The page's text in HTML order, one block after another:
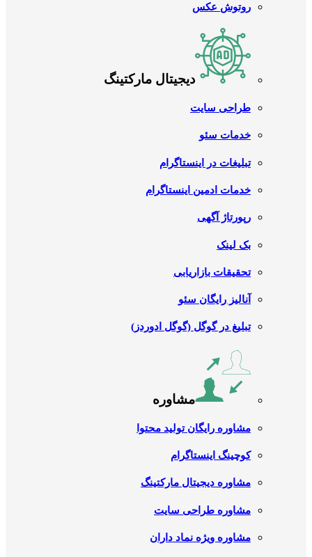
روتوش عکس
دیجیتال مارکتینگ
طراحی سایت
خدمات سئو
تبلیغات در اینستاگرام
خدمات ادمین اینستاگرام
رپورتاژ آگهی
بک لینک
تحقیقات بازاریابی
آنالیز رایگان سئو
تبلیغ در گوگل (گوگل ادوردز)
مشاوره
مشاوره رایگان تولید محتوا
کوچینگ اینستاگرام
مشاوره دیجیتال مارکتینگ
مشاوره طراحی سایت
مشاوره ویژه نماد داران